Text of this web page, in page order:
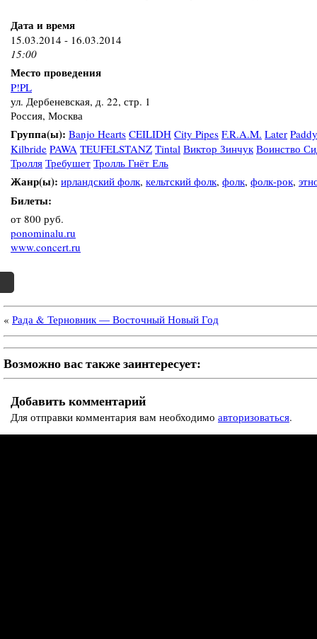
Дата и время
15.03.2014 - 16.03.2014
15:00
Место проведения
P!PL
ул. Дербеневская, д. 22, стр. 1
Россия, Москва
Группа(ы): Banjo Hearts CEILIDH City Pipes F.R.A.M. Later
Kilbride PAWA TEUFELSTANZ Tintal Виктор Зинчук Воинство
Тролля Требушет Тролль Гнёт Ель
Жанр(ы): ирландский фолк, кельтский фолк, фолк, фолк-рок,
Билеты:
от 800 руб.
ponominalu.ru
www.concert.ru
« Рада & Терновник — Восточный Новый Год
Возможно вас также заинтересует:
Добавить комментарий
Для отправки комментария вам необходимо авторизоваться.